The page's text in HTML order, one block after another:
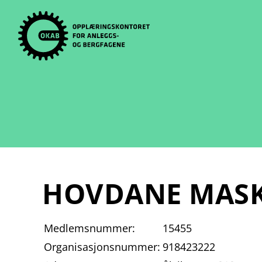
content
HOVDANE
Medlemsnummer:
15455
Organisasjonsnummer: 918423222